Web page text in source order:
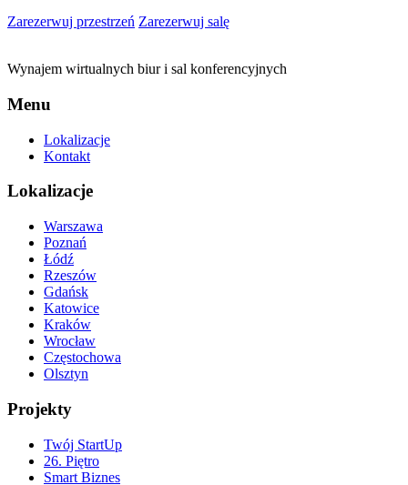
Zarezerwuj przestrzeń Zarezerwuj salę
Wynajem wirtualnych biur i sal konferencyjnych
Menu
Lokalizacje
Kontakt
Lokalizacje
Warszawa
Poznań
Łódź
Rzeszów
Gdańsk
Katowice
Kraków
Wrocław
Częstochowa
Olsztyn
Projekty
Twój StartUp
26. Piętro
Smart Biznes